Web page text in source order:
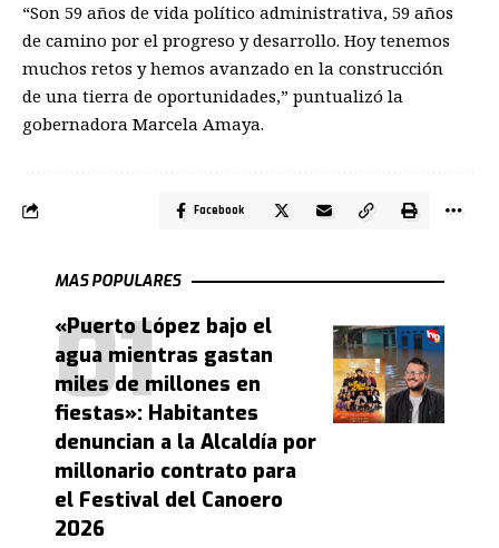
“Son 59 años de vida político administrativa, 59 años
de camino por el progreso y desarrollo. Hoy tenemos
muchos retos y hemos avanzado en la construcción
de una tierra de oportunidades,” puntualizó la
gobernadora Marcela Amaya.
Facebook
MAS POPULARES
«Puerto López bajo el
agua mientras gastan
miles de millones en
fiestas»: Habitantes
denuncian a la Alcaldía por
millonario contrato para
el Festival del Canoero
2026